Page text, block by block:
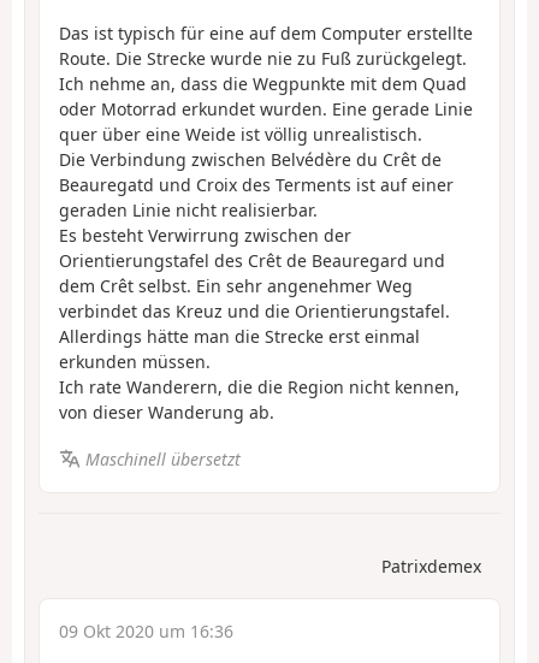
Das ist typisch für eine auf dem Computer erstellte
Route. Die Strecke wurde nie zu Fuß zurückgelegt.
Ich nehme an, dass die Wegpunkte mit dem Quad
oder Motorrad erkundet wurden. Eine gerade Linie
quer über eine Weide ist völlig unrealistisch.
Die Verbindung zwischen Belvédère du Crêt de
Beauregatd und Croix des Terments ist auf einer
geraden Linie nicht realisierbar.
Es besteht Verwirrung zwischen der
Orientierungstafel des Crêt de Beauregard und
dem Crêt selbst. Ein sehr angenehmer Weg
verbindet das Kreuz und die Orientierungstafel.
Allerdings hätte man die Strecke erst einmal
erkunden müssen.
Ich rate Wanderern, die die Region nicht kennen,
von dieser Wanderung ab.
Maschinell übersetzt
Patrixdemex
09 Okt 2020 um 16:36